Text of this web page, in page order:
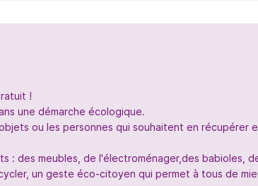
!
une démarche écologique.
ou les personnes qui souhaitent en récupérer
des meubles, de l'électroménager,des babioles,
un geste éco-citoyen qui permet à tous de